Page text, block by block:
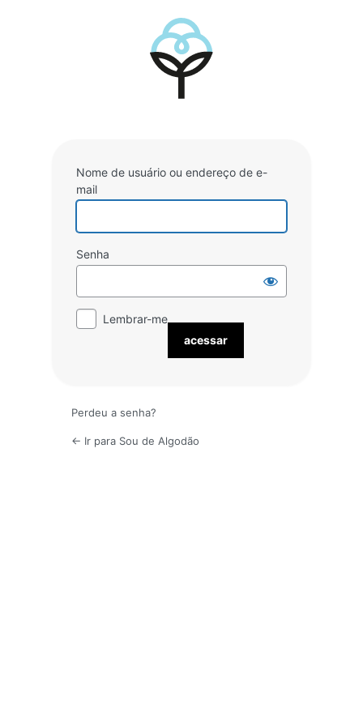
Nome de usuário ou endereço de e-
mail
Senha
Lembrar-me
Perdeu a senha?
← Ir para Sou de Algodão